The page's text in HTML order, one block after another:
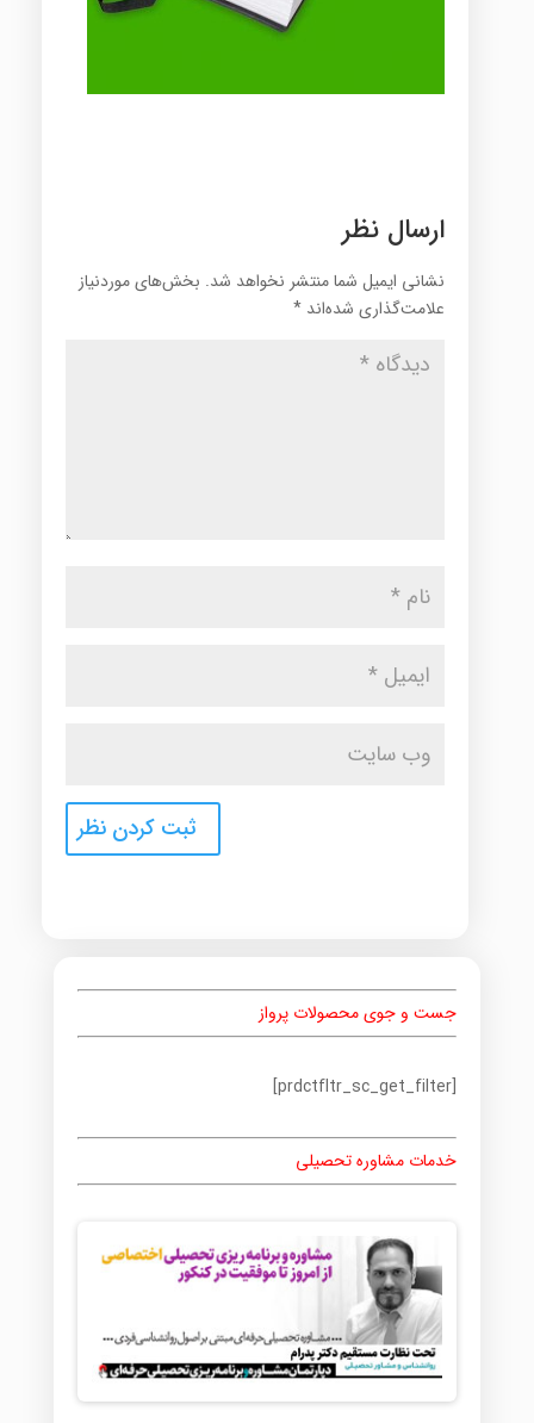
ارسال نظر
نشانی ایمیل شما منتشر نخواهد شد. بخش‌های موردنیاز
علامت‌گذاری شده‌اند *
جست و جوی محصولات پرواز
[prdctfltr_sc_get_filter]
خدمات مشاوره تحصیلی